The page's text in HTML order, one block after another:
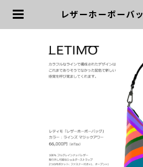
レザーホーボーバ